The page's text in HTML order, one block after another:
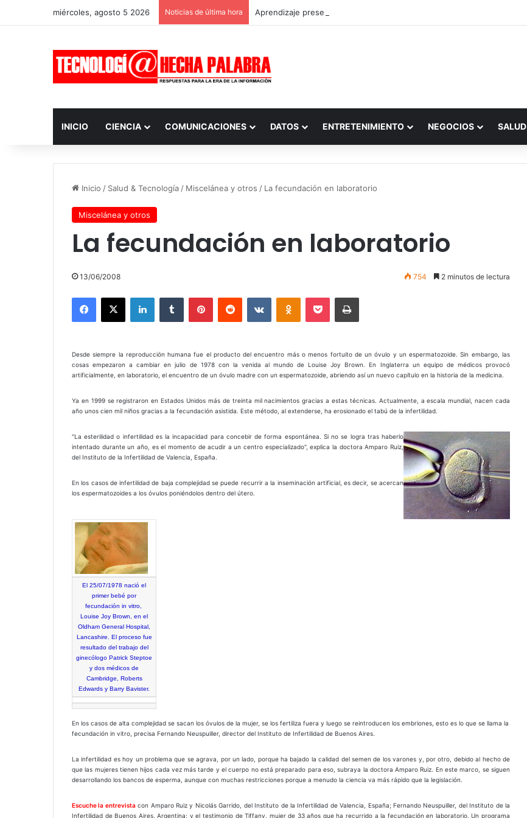
miércoles, agosto 5 2026 Noticias de última hora Aprendizaje presencial vs. por internet
INICIO CIENCIA COMUNICACIONES DATOS ENTRETENIMIENTO NEGOCIOS SALUD
Inicio / Salud & Tecnología / Miscelánea y otros / La fecundación en laboratorio
Miscelánea y otros
La fecundación en laboratorio
13/06/2008 754 2 minutos de lectura
Facebook
X LinkedInTumblr PinterestReddit VKontakteOdnoklassniki
Pocket Imprimir
Desde siempre la reproducción humana fue el producto del encuentro más o menos fortuito de un óvulo y un espermatozoide. Sin embargo, las
cosas empezaron a cambiar en julio de 1978 con la venida al mundo de Louise Joy Brown. En Inglaterra un equipo de médicos provocó
artificialmente, en laboratorio, el encuentro de un óvulo madre con un espermatozoide, abriendo así un nuevo capítulo en la historia de la medicina.
Ya en 1999 se registraron en Estados Unidos más de treinta mil nacimientos gracias a estas técnicas. Actualmente, a escala mundial, nacen cada
año unos cien mil niños gracias a la fecundación asistida. Este método, al extenderse, ha erosionado el tabú de la infertilidad.
"La esterilidad o infertilidad es la incapacidad para concebir de forma espontánea. Si no se logra tras haberlo
intentado durante un año, es el momento de acudir a un centro especializado", explica la doctora Amparo Ruiz,
del Instituto de la Infertilidad de Valencia, España.
En los casos de infertilidad de baja complejidad se puede recurrir a la inseminación artificial, es decir, se acercan
los espermatozoides a los óvulos poniéndolos dentro del útero.
El 25/07/1978 nació el
primer bebé por
fecundación in vitro,
Louise Joy Brown, en el
Oldham General Hospital,
Lancashire. El proceso fue
resultado del trabajo del
ginecólogo Patrick Steptoe
y dos médicos de
Cambridge, Roberts
Edwards y Barry Bavister.
En los casos de alta complejidad se sacan los óvulos de la mujer, se los fertiliza fuera y luego se reintroducen los embriones, esto es lo que se llama la
fecundación in vitro, precisa Fernando Neuspuiller, director del Instituto de Infertilidad de Buenos Aires.
La infertilidad es hoy un problema que se agrava, por un lado, porque ha bajado la calidad del semen de los varones y, por otro, debido al hecho de
que las mujeres tienen hijos cada vez más tarde y el cuerpo no está preparado para eso, subraya la doctora Amparo Ruiz. En este marco, se siguen
desarrollando los bancos de esperma, aunque con muchas restricciones porque a menudo la ciencia va más rápido que la legislación.
Escuche la entrevistacon Amparo Ruiz y Nicolás Garrido, del Instituto de la Infertilidad de Valencia, España; Fernando Neuspuiller, del Instituto de la
Infertilidad de Buenos Aires, Argentina; y el testimonio de Tiffany, mujer de 33 años que ha recurrido a la fecundación en laboratorio. Un programa